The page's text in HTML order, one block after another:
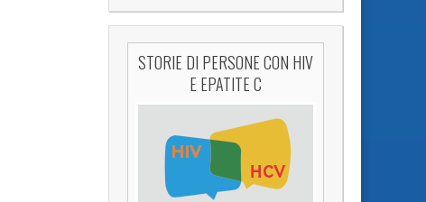
STORIE DI PERSONE CON HIV
E EPATITE C